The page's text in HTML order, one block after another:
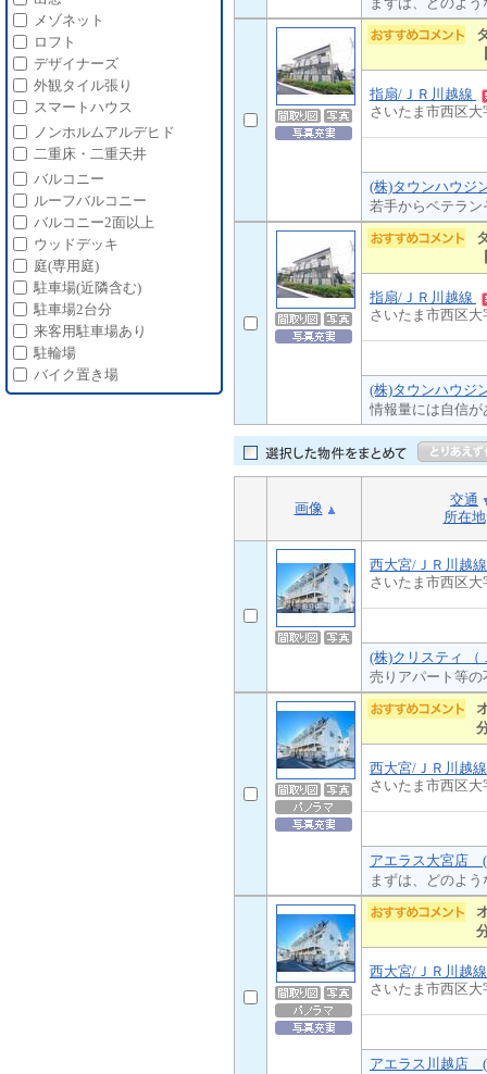
指扇/ＪＲ川越線
さいたま市西区大
(株)タウンハウジ
若手からベテラ
指扇/ＪＲ川越線
さいたま市西区大
(株)タウンハウジ
情報量には自信
画像
交通
所在地
西大宮/ＪＲ川越線
さいたま市西区大
(株)クリスティ （
売りアパート等
西大宮/ＪＲ川越線
さいたま市西区大
アエラス大宮店 (
まずは、どのよ
西大宮/ＪＲ川越線
さいたま市西区大
アエラス川越店 (
メゾネット
ロフト
デザイナーズ
外観タイル張り
スマートハウス
ノンホルムアルデヒド
二重床・二重天井
バルコニー
ルーフバルコニー
バルコニー2面以上
ウッドデッキ
庭(専用庭)
駐車場(近隣含む)
駐車場2台分
来客用駐車場あり
駐輪場
バイク置き場